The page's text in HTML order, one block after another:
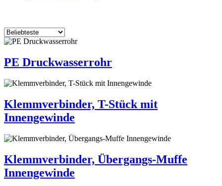
PE Druckwasserrohr
Klemmverbinder, T-Stück mit
Innengewinde
Klemmverbinder, Übergangs-Muffe
Innengewinde